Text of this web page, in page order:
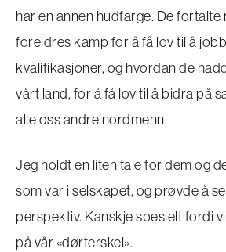
har en annen hudfarge. De fortalte
foreldres kamp for å få lov til å
kvalifikasjoner, og hvordan de
vårt land, for å få lov til å bidra på
alle oss andre nordmenn.
Jeg holdt en liten tale for dem og
som var i selskapet, og prøvde å
perspektiv. Kanskje spesielt fordi
på vår «dørterskel».